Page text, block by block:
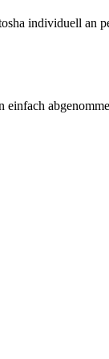
individuell an